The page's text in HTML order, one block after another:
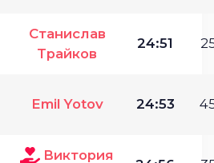
Станислав
Трайков
24:51
Emil Yotov 24:53
Виктория